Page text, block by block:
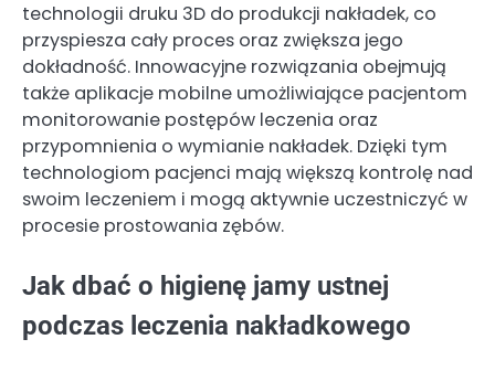
technologii druku 3D do produkcji nakładek, co
przyspiesza cały proces oraz zwiększa jego
dokładność. Innowacyjne rozwiązania obejmują
także aplikacje mobilne umożliwiające pacjentom
monitorowanie postępów leczenia oraz
przypomnienia o wymianie nakładek. Dzięki tym
technologiom pacjenci mają większą kontrolę nad
swoim leczeniem i mogą aktywnie uczestniczyć w
procesie prostowania zębów.
Jak dbać o higienę jamy ustnej
podczas leczenia nakładkowego